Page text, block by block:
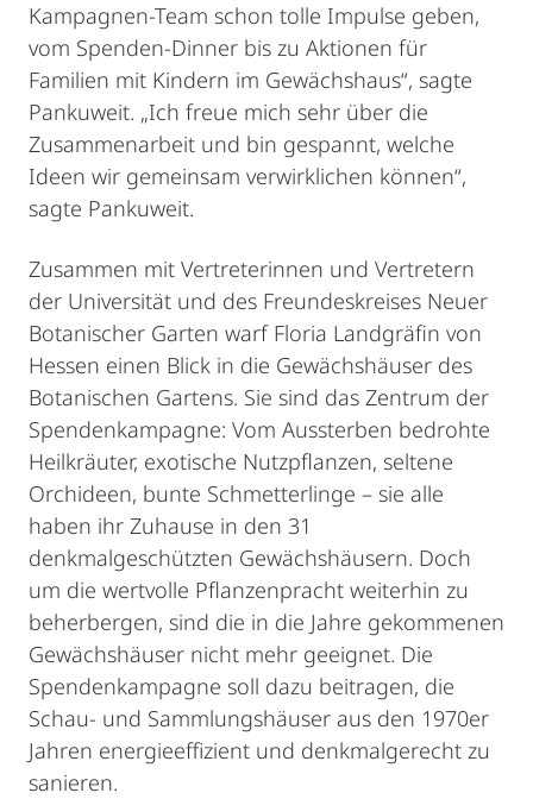
Kampagnen-Team schon tolle Impulse geben,
vom Spenden-Dinner bis zu Aktionen für
Familien mit Kindern im Gewächshaus“, sagte
Pankuweit. „Ich freue mich sehr über die
Zusammenarbeit und bin gespannt, welche
Ideen wir gemeinsam verwirklichen können“,
sagte Pankuweit.
Zusammen mit Vertreterinnen und Vertretern
der Universität und des Freundeskreises Neuer
Botanischer Garten warf Floria Landgräfin von
Hessen einen Blick in die Gewächshäuser des
Botanischen Gartens. Sie sind das Zentrum der
Spendenkampagne: Vom Aussterben bedrohte
Heilkräuter, exotische Nutzpflanzen, seltene
Orchideen, bunte Schmetterlinge – sie alle
haben ihr Zuhause in den 31
denkmalgeschützten Gewächshäusern. Doch
um die wertvolle Pflanzenpracht weiterhin zu
beherbergen, sind die in die Jahre gekommenen
Gewächshäuser nicht mehr geeignet. Die
Spendenkampagne soll dazu beitragen, die
Schau- und Sammlungshäuser aus den 1970er
Jahren energieeffizient und denkmalgerecht zu
sanieren.